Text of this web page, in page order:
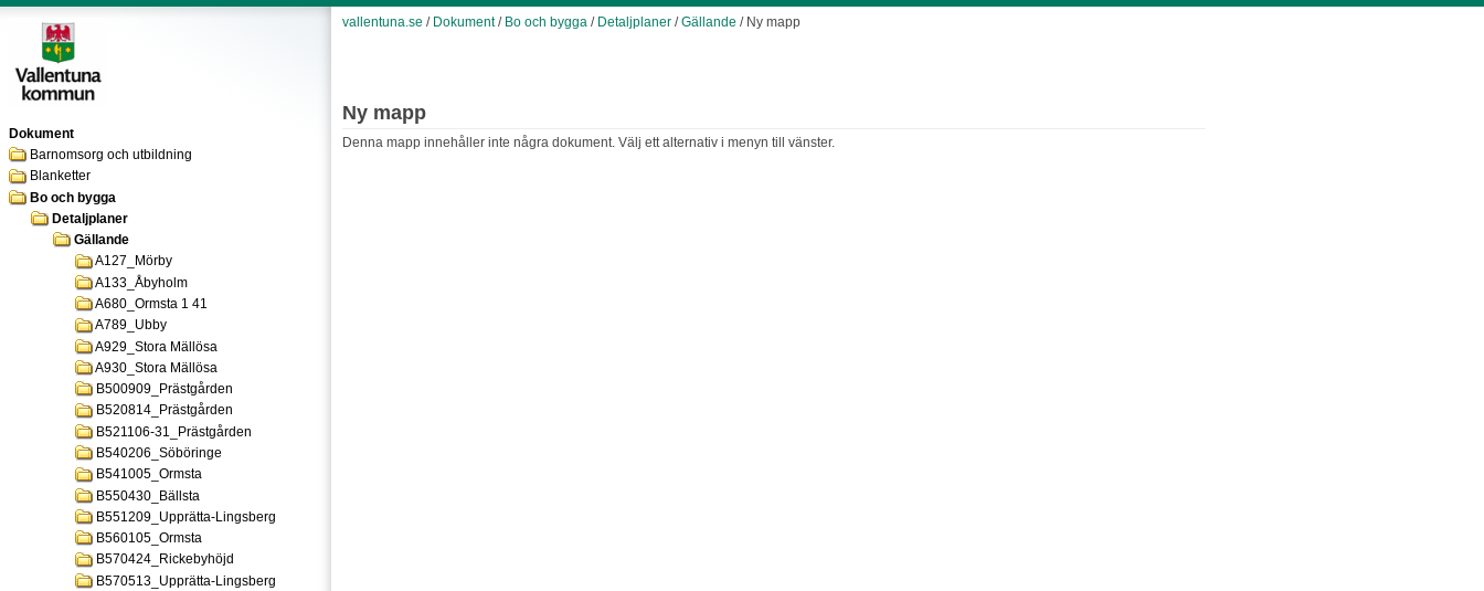
Dokument
Barnomsorg och utbildning
Blanketter
Bo och bygga
Detaljplaner
Gällande
A127_Mörby
A133_Åbyholm
A680_Ormsta 1 41
A789_Ubby
A929_Stora Mällösa
A930_Stora Mällösa
B500909_Prästgården
B520814_Prästgården
B521106-31_Prästgården
B540206_Söböringe
B541005_Ormsta
B550430_Bällsta
B551209_Upprätta-Lingsberg
B560105_Ormsta
B570424_Rickebyhöjd
B570513_Upprätta-Lingsberg
vallentuna.se / Dokument/ Bo och bygga / Detaljplaner /Gällande / Ny mapp
Ny mapp
Denna mapp innehåller inte några dokument. Välj ett alternativ i menyn till vänster.